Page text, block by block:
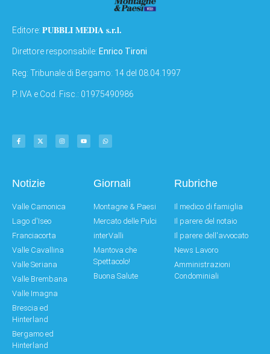
Editore: PUBBLI MEDIA s.r.l.
Direttore responsabile: Enrico Tironi
Reg: Tribunale di Bergamo: 14 del 08.04.1997
P. IVA e Cod. Fisc.: 01975490986
Notizie
Valle Camonica
Lago d'Iseo
Franciacorta
Valle Cavallina
Valle Seriana
Valle Brembana
Valle Imagna
Brescia ed
Hinterland
Bergamo ed
Hinterland
Giornali
Montagne & Paesi
Mercato delle Pulci
interValli
Mantova che
Spettacolo!
Buona Salute
Rubriche
Il medico di famiglia
Il parere del notaio
Il parere dell'avvocato
News Lavoro
Amministrazioni
Condominiali